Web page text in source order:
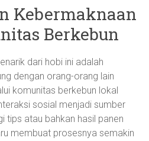
Kebermaknaan
Berkebun
dari hobi ini adalah
dengan orang-orang lain
komunitas berkebun lokal
sosial menjadi sumber
tips atau bahkan hasil panen
membuat prosesnya semakin